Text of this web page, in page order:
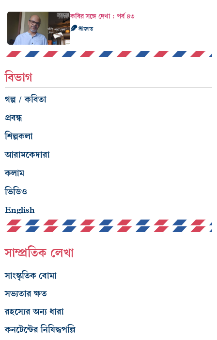
কবির সঙ্গে দেখা : পর্ব ৪৩
শ্রীজাত
বিভাগ
গল্প / কবিতা
প্রবন্ধ
শিল্পকলা
আরামকেদারা
কলাম
ভিডিও
English
সাম্প্রতিক লেখা
সাংস্কৃতিক বোমা
সভ্যতার ক্ষত
রহস্যের অন্য ধারা
কনটেন্টের নিষিদ্ধপল্লি